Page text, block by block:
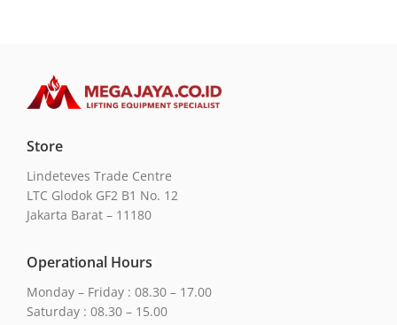
Store
Lindeteves Trade Centre
LTC Glodok GF2 B1 No. 12
Jakarta Barat – 11180
Operational Hours
Monday – Friday : 08.30 – 17.00
Saturday : 08.30 – 15.00